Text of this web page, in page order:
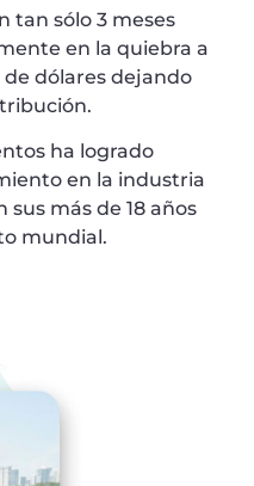
tan sólo 3 meses
en la quiebra a
dólares dejando
ha logrado
en la industria
más de 18 años
mundial.